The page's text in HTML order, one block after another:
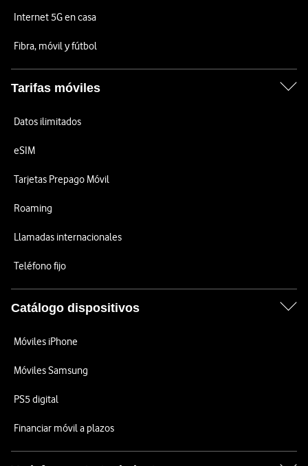
Internet 5G en casa
Fibra, móvil y fútbol
Tarifas móviles
Datos ilimitados
eSIM
Tarjetas Prepago Móvil
Roaming
Llamadas internacionales
Teléfono fijo
Catálogo dispositivos
Móviles iPhone
Móviles Samsung
PS5 digital
Financiar móvil a plazos